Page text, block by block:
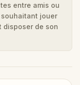
entre amis ou
jouer
disposer de son